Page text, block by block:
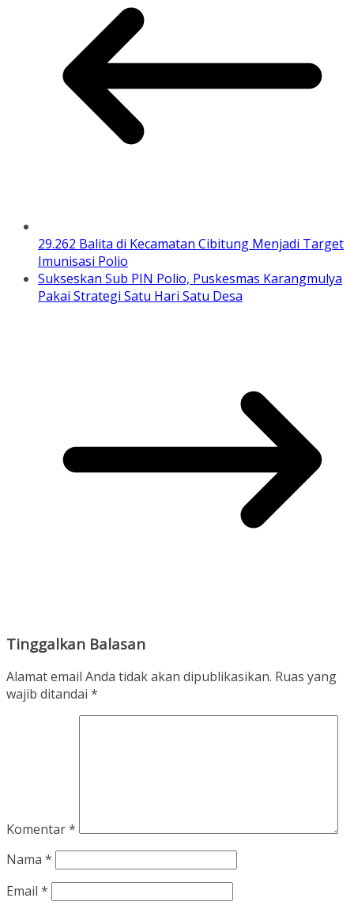
29.262 Balita di Kecamatan Cibitung Menjadi Target
Imunisasi Polio
Sukseskan Sub PIN Polio, Puskesmas Karangmulya
Pakai Strategi Satu Hari Satu Desa
Tinggalkan Balasan
Alamat email Anda tidak akan dipublikasikan. Ruas yang
wajib ditandai *
Komentar*
Nama *
Email *